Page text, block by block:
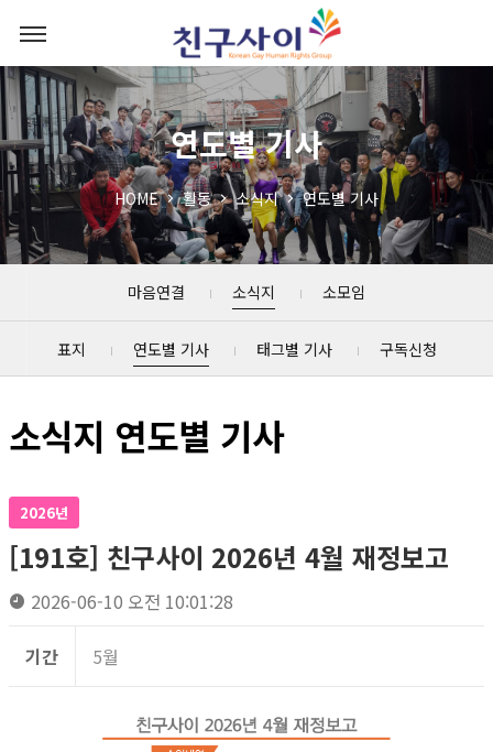
연도별 기사
HOME 활동 소식지 연도별 기사
마음연결 소식지 소모임
표지 연도별 기사 태그별 기사 구독신청
소식지 연도별 기사
2026년
[191호] 친구사이 2026년 4월 재정보고
2026-06-10 오전 10:01:28
기간 5월